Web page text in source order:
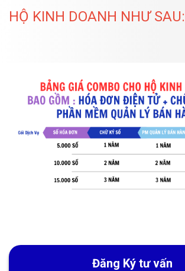
HỘ KINH DOANH NHƯ SAU:
Đăng Ký tư vấn